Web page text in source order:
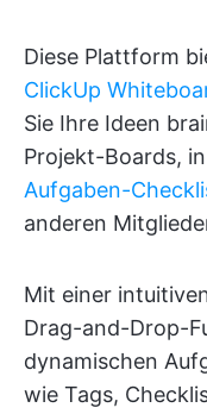
Diese Plattform
ClickUp
Sie Ihre Ideen
Projekt-Boards,
Aufgaben-
anderen
Mit einer
Drag-and-Drop-
dynamischen
wie Tags,